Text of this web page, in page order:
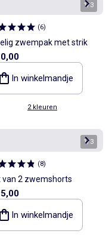
1/3
(6)
zwempak met strik
In winkelmandje
2 kleuren
1/3
(8)
van 2 zwemshorts
In winkelmandje